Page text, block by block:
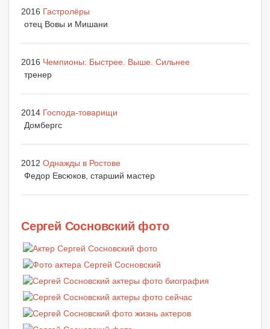
2016 Гастролёры
отец Вовы и Мишани
2016 Чемпионы: Быстрее. Выше. Сильнее
тренер
2014 Господа-товарищи
Домбергс
2012 Однажды в Ростове
Федор Евсюков, старший мастер
Сергей Сосновский фото